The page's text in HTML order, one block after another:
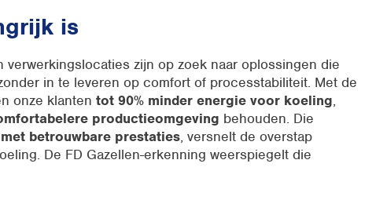
is
verwerkingslocaties zijn op zoek naar oplossingen die
in te leveren op comfort of processtabiliteit. Met de
onze klanten tot 90% minder energie voor koeling,
productieomgeving behouden. Die
betrouwbare prestaties, versnelt de overstap
De FD Gazellen-erkenning weerspiegelt die